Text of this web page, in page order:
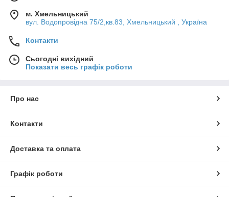
м. Хмельницький
вул. Водопровідна 75/2,кв.83, Хмельницький , Україна
Контакти
Сьогодні вихідний
Показати весь графік роботи
Про нас
Контакти
Доставка та оплата
Графік роботи